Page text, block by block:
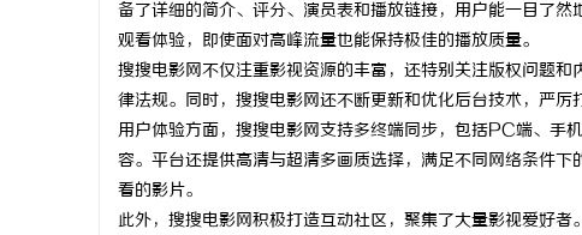
备了详细的简介、评分、演员表和播放链接，用户能一目了
观看体验，即使面对高峰流量也能保持极佳的播放质量。
搜搜电影网不仅注重影视资源的丰富，还特别关注版权问题
律法规。同时，搜搜电影网还不断更新和优化后台技术，严厉
用户体验方面，搜搜电影网支持多终端同步，包括PC端、手
容。平台还提供高清与超清多画质选择，满足不同网络条件
看的影片。
此外，搜搜电影网积极打造互动社区，聚集了大量影视爱好